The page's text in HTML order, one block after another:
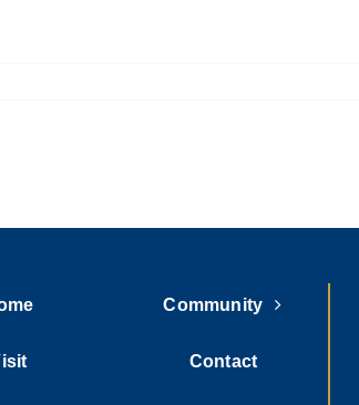
Community
Contact